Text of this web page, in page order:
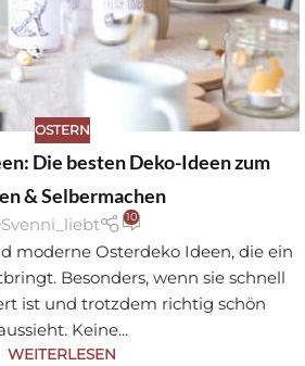
OSTERN
Die besten Deko-Ideen zum
& Selbermachen
Svenni_liebt 10
moderne Osterdeko Ideen, die ein
Besonders, wenn sie schnell
ist und trotzdem richtig schön
Keine...
WEITERLESEN